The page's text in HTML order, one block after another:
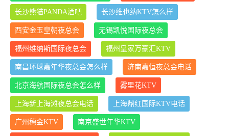
长沙熊猫PANDA酒吧 长沙维也纳KTV怎么样
西安金玉皇朝夜总会 无锡凯悦国际夜总会
福州维纳斯国际夜总会 福州皇家万豪汇KTV
南昌环球嘉年华夜总会怎么样 济南嘉恒夜总会电话
北京海航国际夜总会怎么样 雾里花KTV
上海新上海滩夜总会电话 上海鼎红国际KTV电话
广州穗金KTV 南京盛世年华KTV